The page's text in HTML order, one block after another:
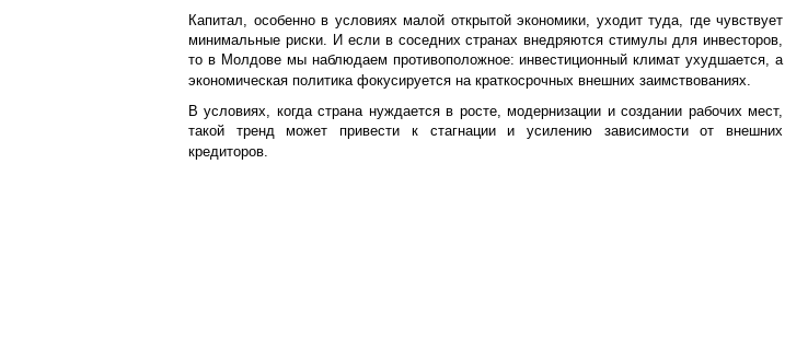
Капитал, особенно в условиях малой открытой экономики, уходит туда, где чувствует
минимальные риски. И если в соседних странах внедряются стимулы для инвесторов,
то в Молдове мы наблюдаем противоположное: инвестиционный климат ухудшается, а
экономическая политика фокусируется на краткосрочных внешних заимствованиях.
В условиях, когда страна нуждается в росте, модернизации и создании рабочих мест,
такой тренд может привести к стагнации и усилению зависимости от внешних
кредиторов.